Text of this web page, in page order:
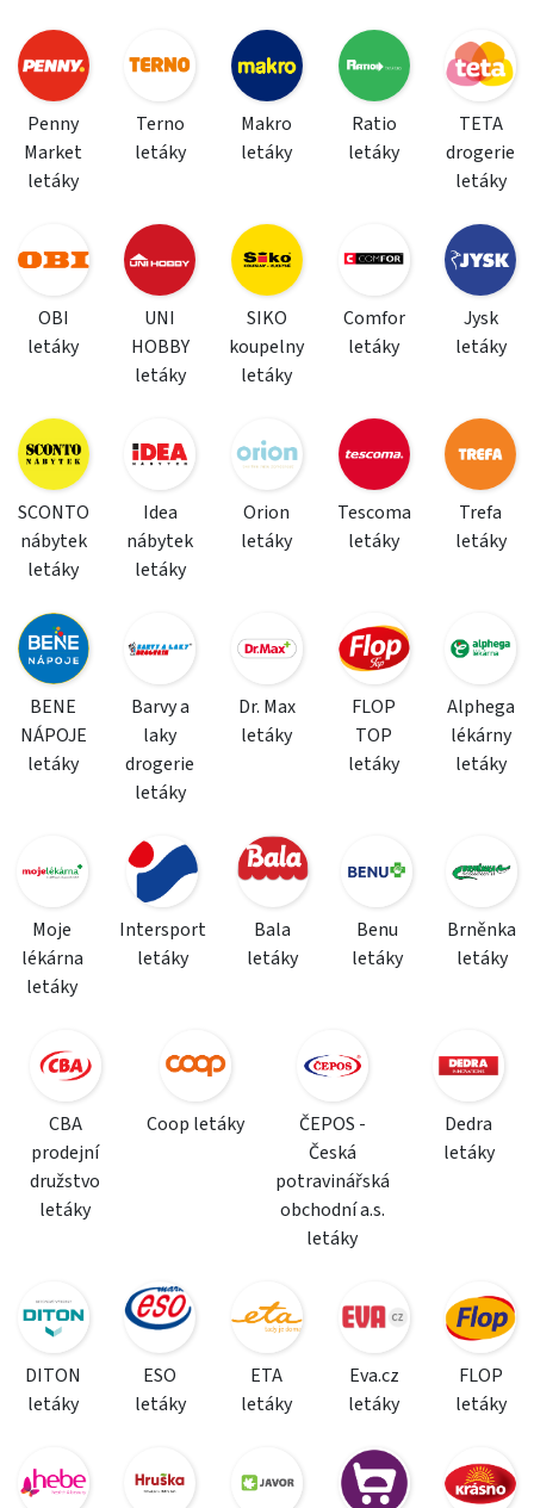
Penny
Market
letáky
Terno
letáky
Makro
letáky
Ratio
letáky
TETA
drogerie
letáky
OBI
letáky
UNI
HOBBY
letáky
SIKO
koupelny
letáky
Comfor
letáky
Jysk
letáky
SCONTO
nábytek
letáky
Idea
nábytek
letáky
Orion
letáky
Tescoma
letáky
Trefa
letáky
BENE
NÁPOJE
letáky
Barvy a
laky
drogerie
letáky
Dr. Max
letáky
FLOP
TOP
letáky
Alphega
lékárny
letáky
Moje
lékárna
letáky
Intersport
letáky
Bala
letáky
Benu
letáky
Brněnka
letáky
CBA
prodejní
družstvo
letáky
Coop letáky
ČEPOS -
Česká
potravinářská
obchodní a.s.
letáky
Dedra
letáky
DITON
letáky
ESO
letáky
ETA
letáky
Eva.cz
letáky
FLOP
letáky